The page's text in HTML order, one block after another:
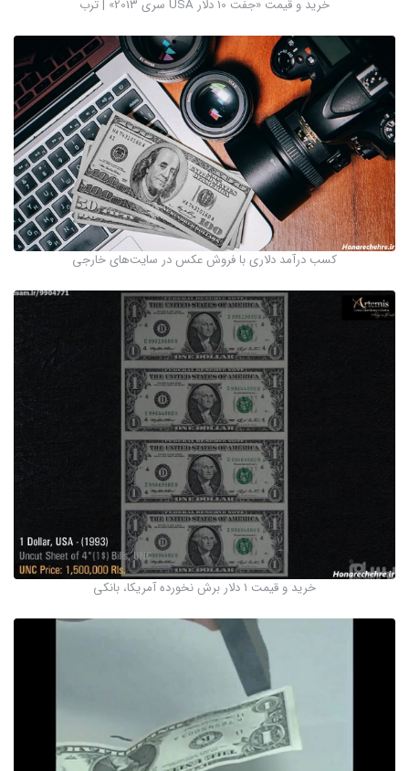
خرید و قیمت «جفت 10 دلار USA سری 2013» | ترب
کسب درآمد دلاری با فروش عکس در سایت‌های خارجی
خرید و قیمت 1 دلار برش نخورده آمریکا، بانکی